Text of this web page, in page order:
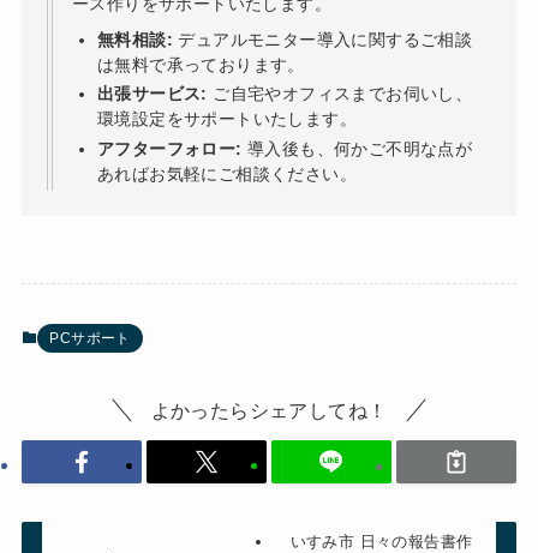
無料相談: デュアルモニター導入に関するご相談
は無料で承っております。
出張サービス: ご自宅やオフィスまでお伺いし、
環境設定をサポートいたします。
アフターフォロー: 導入後も、何かご不明な点が
あればお気軽にご相談ください。
PCサポート
よかったらシェアしてね！
いすみ市 日々の報告書作